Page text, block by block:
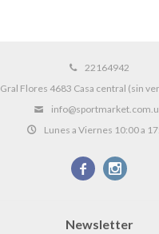
22164942
Gral Flores 4683 Casa central (sin
Lunes a Viernes 10:00 a
 
Newsletter